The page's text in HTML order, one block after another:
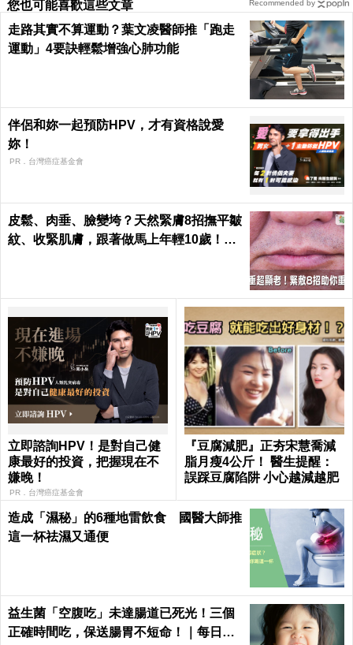
您也可能喜歡這些文章
走路其實不算運動？葉文凌醫師推「跑走
運動」4要訣輕鬆增強心肺功能
伴侶和妳一起預防HPV，才有資格說愛
妳！
PR．台灣癌症基金會
皮鬆、肉垂、臉變垮？天然緊膚8招撫平皺
紋、收緊肌膚，跟著做馬上年輕10歲！｜
立即諮詢HPV！是對自己健
康最好的投資，把握現在不
嫌晚！
PR．台灣癌症基金會
『豆腐減肥』正夯宋慧喬減
脂月瘦4公斤！ 醫生提醒：
誤踩豆腐陷阱 小心越減越肥
造成「濕秘」的6種地雷飲食 國醫大師推
這一杯祛濕又通便
益生菌「空腹吃」未達腸道已死光！三個
正確時間吃，保送腸胃不短命！｜每日健
Recommended by